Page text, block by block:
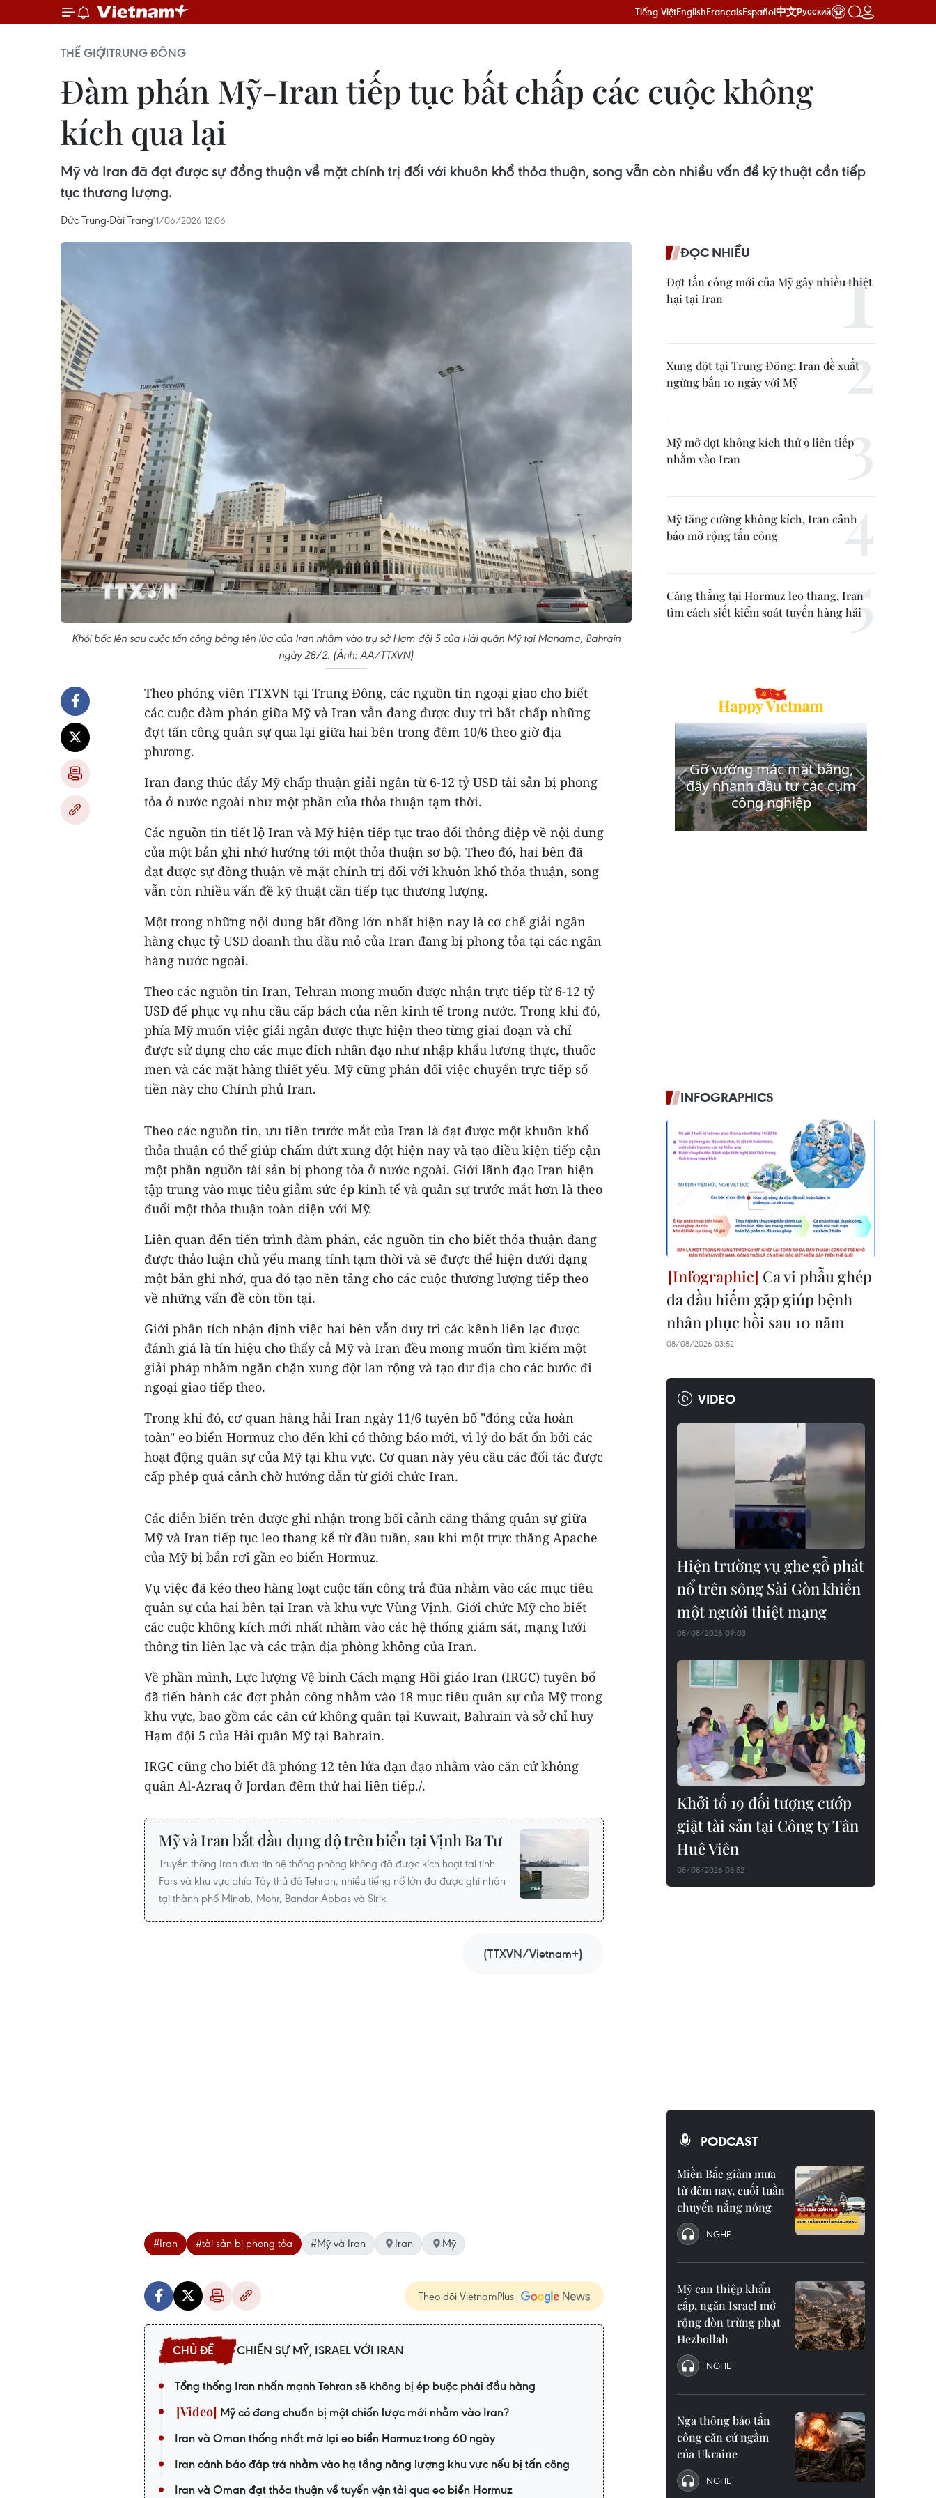
Tiếng ViệtEnglishFrançaisEspañol中文Русский
THẾ GIỚITRUNG ĐÔNG
Đàm phán Mỹ-Iran tiếp tục bất chấp các cuộc không
kích qua lại
Mỹ và Iran đã đạt được sự đồng thuận về mặt chính trị đối với khuôn khổ thỏa thuận, song vẫn còn nhiều vấn đề kỹ thuật cần tiếp
tục thương lượng.
Đức Trung-Đài Trang11/06/2026 12:06
Khói bốc lên sau cuộc tấn công bằng tên lửa của Iran nhằm vào trụ sở Hạm đội 5 của Hải quân Mỹ tại Manama, Bahrain
ngày 28/2. (Ảnh: AA/TTXVN)
Theo phóng viên TTXVN tại Trung Đông, các nguồn tin ngoại giao cho biết
các cuộc đàm phán giữa Mỹ và Iran vẫn đang được duy trì bất chấp những
đợt tấn công quân sự qua lại giữa hai bên trong đêm 10/6 theo giờ địa
phương.
Iran đang thúc đẩy Mỹ chấp thuận giải ngân từ 6-12 tỷ USD tài sản bị phong
tỏa ở nước ngoài như một phần của thỏa thuận tạm thời.
Các nguồn tin tiết lộ Iran và Mỹ hiện tiếp tục trao đổi thông điệp về nội dung
của một bản ghi nhớ hướng tới một thỏa thuận sơ bộ. Theo đó, hai bên đã
đạt được sự đồng thuận về mặt chính trị đối với khuôn khổ thỏa thuận, song
vẫn còn nhiều vấn đề kỹ thuật cần tiếp tục thương lượng.
Một trong những nội dung bất đồng lớn nhất hiện nay là cơ chế giải ngân
hàng chục tỷ USD doanh thu dầu mỏ của Iran đang bị phong tỏa tại các ngân
hàng nước ngoài.
Theo các nguồn tin Iran, Tehran mong muốn được nhận trực tiếp từ 6-12 tỷ
USD để phục vụ nhu cầu cấp bách của nền kinh tế trong nước. Trong khi đó,
phía Mỹ muốn việc giải ngân được thực hiện theo từng giai đoạn và chỉ
được sử dụng cho các mục đích nhân đạo như nhập khẩu lương thực, thuốc
men và các mặt hàng thiết yếu. Mỹ cũng phản đối việc chuyển trực tiếp số
tiền này cho Chính phủ Iran.
Theo các nguồn tin, ưu tiên trước mắt của Iran là đạt được một khuôn khổ
thỏa thuận có thể giúp chấm dứt xung đột hiện nay và tạo điều kiện tiếp cận
một phần nguồn tài sản bị phong tỏa ở nước ngoài. Giới lãnh đạo Iran hiện
tập trung vào mục tiêu giảm sức ép kinh tế và quân sự trước mắt hơn là theo
đuổi một thỏa thuận toàn diện với Mỹ.
Liên quan đến tiến trình đàm phán, các nguồn tin cho biết thỏa thuận đang
được thảo luận chủ yếu mang tính tạm thời và sẽ được thể hiện dưới dạng
một bản ghi nhớ, qua đó tạo nền tảng cho các cuộc thương lượng tiếp theo
về những vấn đề còn tồn tại.
Giới phân tích nhận định việc hai bên vẫn duy trì các kênh liên lạc được
đánh giá là tín hiệu cho thấy cả Mỹ và Iran đều mong muốn tìm kiếm một
giải pháp nhằm ngăn chặn xung đột lan rộng và tạo dư địa cho các bước đi
ngoại giao tiếp theo.
Trong khi đó, cơ quan hàng hải Iran ngày 11/6 tuyên bố "đóng cửa hoàn
toàn" eo biển Hormuz cho đến khi có thông báo mới, vì lý do bất ổn bởi các
hoạt động quân sự của Mỹ tại khu vực. Cơ quan này yêu cầu các đối tác được
cấp phép quá cảnh chờ hướng dẫn từ giới chức Iran.
Các diễn biến trên được ghi nhận trong bối cảnh căng thẳng quân sự giữa
Mỹ và Iran tiếp tục leo thang kể từ đầu tuần, sau khi một trực thăng Apache
của Mỹ bị bắn rơi gần eo biển Hormuz.
Vụ việc đã kéo theo hàng loạt cuộc tấn công trả đũa nhằm vào các mục tiêu
quân sự của hai bên tại Iran và khu vực Vùng Vịnh. Giới chức Mỹ cho biết
các cuộc không kích mới nhất nhằm vào các hệ thống giám sát, mạng lưới
thông tin liên lạc và các trận địa phòng không của Iran.
Về phần mình, Lực lượng Vệ binh Cách mạng Hồi giáo Iran (IRGC) tuyên bố
đã tiến hành các đợt phản công nhằm vào 18 mục tiêu quân sự của Mỹ trong
khu vực, bao gồm các căn cứ không quân tại Kuwait, Bahrain và sở chỉ huy
Hạm đội 5 của Hải quân Mỹ tại Bahrain.
IRGC cũng cho biết đã phóng 12 tên lửa đạn đạo nhằm vào căn cứ không
quân Al-Azraq ở Jordan đêm thứ hai liên tiếp./.
Mỹ và Iran bắt đầu đụng độ trên biển tại Vịnh Ba Tư
Truyền thông Iran đưa tin hệ thống phòng không đã được kích hoạt tại tỉnh
Fars và khu vực phía Tây thủ đô Tehran, nhiều tiếng nổ lớn đã được ghi nhận
tại thành phố Minab, Mohr, Bandar Abbas và Sirik.
(TTXVN/Vietnam+)
#Iran #tài sản bị phong tỏa #Mỹ và Iran Iran Mỹ
Theo dõi VietnamPlus
CHIẾN SỰ MỸ, ISRAEL VỚI IRAN
Tổng thống Iran nhấn mạnh Tehran sẽ không bị ép buộc phải đầu hàng
Mỹ có đang chuẩn bị một chiến lược mới nhằm vào Iran?
Iran và Oman thống nhất mở lại eo biển Hormuz trong 60 ngày
Iran cảnh báo đáp trả nhằm vào hạ tầng năng lượng khu vực nếu bị tấn công
Iran và Oman đạt thỏa thuận về tuyến vận tải qua eo biển Hormuz
ĐỌC NHIỀU
Đợt tấn công mới của Mỹ gây nhiều thiệt
hại tại Iran
Xung đột tại Trung Đông: Iran đề xuất
ngừng bắn 10 ngày với Mỹ
Mỹ mở đợt không kích thứ 9 liên tiếp
nhằm vào Iran
Mỹ tăng cường không kích, Iran cảnh
báo mở rộng tấn công
Căng thẳng tại Hormuz leo thang, Iran
tìm cách siết kiểm soát tuyến hàng hải
INFOGRAPHICS
Ca vi phẫu ghép
da đầu hiếm gặp giúp bệnh
nhân phục hồi sau 10 năm
08/08/2026 03:52
VIDEO
Hiện trường vụ ghe gỗ phát
nổ trên sông Sài Gòn khiến
một người thiệt mạng
08/08/2026 09:03
Khởi tố 19 đối tượng cướp
giật tài sản tại Công ty Tân
Huê Viên
08/08/2026 08:52
PODCAST
Miền Bắc giảm mưa
từ đêm nay, cuối tuần
chuyển nắng nóng
NGHE
Mỹ can thiệp khẩn
cấp, ngăn Israel mở
rộng đòn trừng phạt
Hezbollah
NGHE
Nga thông báo tấn
công căn cứ ngầm
của Ukraine
NGHE